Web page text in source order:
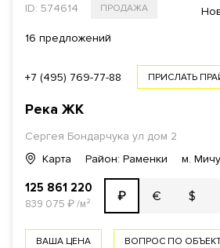
ID: 574614 ПРОДАЖА
16 предложений
+7 (495) 769-77-88 ПРИСЛАТЬ
Река ЖК
Сергея Бондарчука ул дом 2
Карта
Район: Раменки м.
125 861 220
839 075 ₽/м² ₽ € $
ВАША ЦЕНА ВОПРОС ПО